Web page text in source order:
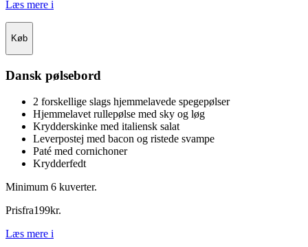
Læs mere i
Køb
Dansk pølsebord
2 forskellige slags hjemmelavede spegepølser
Hjemmelavet rullepølse med sky og løg
Krydderskinke med italiensk salat
Leverpostej med bacon og ristede svampe
Paté med cornichoner
Krydderfedt
Minimum 6 kuverter.
Prisfra199kr.
Læs mere i